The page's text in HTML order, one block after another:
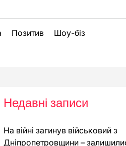
Позитив Шоу-біз
Недавні записи
На війні загинув військовий з
Дніпропетровщини –